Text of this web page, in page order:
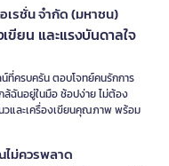
เรชั่น จำกัด (มหาชน)
ขียน และแรงบันดาลใจ
ที่ครบครัน ตอบโจทย์คนรักการ
ล้ฉันอยู่ในมือ ช้อปง่าย ไม่ต้อง
วและเครื่องเขียนคุณภาพ พร้อม
ม่ควรพลาด